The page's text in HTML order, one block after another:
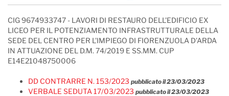
CIG 9674933747 - LAVORI DI RESTAURO DELL'EDIFICIO EX
LICEO PER IL POTENZIAMENTO INFRASTRUTTURALE DELLA
SEDE DEL CENTRO PER L'IMPIEGO DI FIORENZUOLA D'ARDA
IN ATTUAZIONE DEL D.M. 74/2019 E SS.MM. CUP
E14E21048750006
DD CONTRARRE N. 153/2023 pubblicato il 23/03/2023
VERBALE SEDUTA 17/03/2023 pubblicato il 23/03/2023